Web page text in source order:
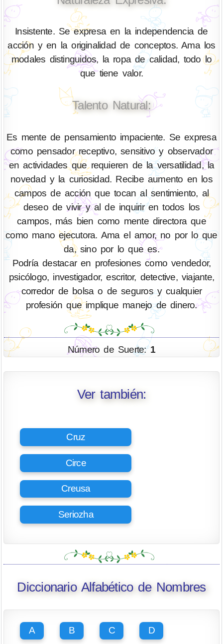
Insistente. Se expresa en la independencia de
acción y en la originalidad de conceptos. Ama los
modales distinguidos, la ropa de calidad, todo lo
que tiene valor.
Talento Natural:
Es mente de pensamiento impaciente. Se expresa
como pensador receptivo, sensitivo y observador
en actividades que requieren de la versatilidad, la
novedad y la curiosidad. Recibe aumento en los
campos de acción que tocan al sentimiento, al
deseo de vivir y al de inquirir en todos los
campos, más bien como mente directora que
como mano ejecutora. Ama el amor, no por lo que
da, sino por lo que es.
Podría destacar en profesiones como vendedor,
psicólogo, investigador, escritor, detective, viajante,
corredor de bolsa o de seguros y cualquier
profesión que implique manejo de dinero.
Número de Suerte:1
Ver también:
Cruz
Circe
Creusa
Seriozha
Diccionario Alfabético de Nombres
A B C D